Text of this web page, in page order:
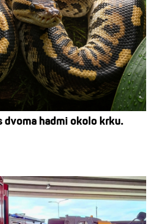
dvoma hadmi okolo krku.